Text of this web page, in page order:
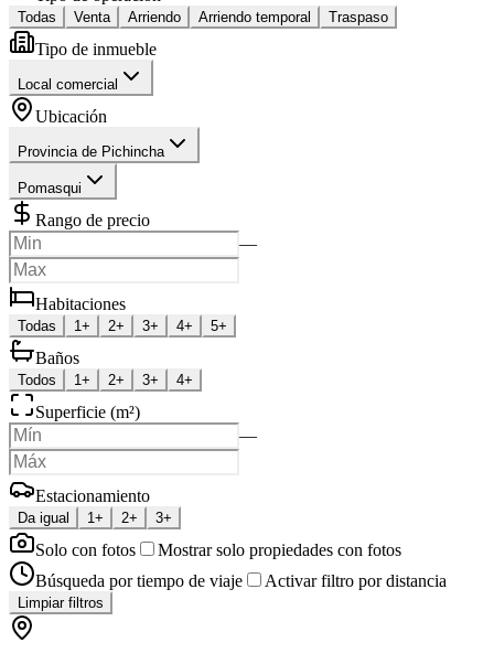
Todas Venta Arriendo Arriendo temporal Traspaso
Tipo de inmueble
Local comercial
Ubicación
Provincia de Pichincha
Pomasqui
Rango de precio
—
Habitaciones
Todas 1+ 2+ 3+ 4+ 5+
Baños
Todos 1+ 2+ 3+ 4+
Superficie (m²)
—
Estacionamiento
Da igual 1+ 2+ 3+
Solo con fotos
Mostrar solo propiedades con fotos
Búsqueda por tiempo de viaje
Activar filtro por distancia
Limpiar filtros